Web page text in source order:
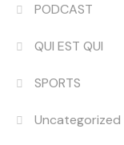
PODCAST
QUI EST QUI
SPORTS
Uncategorized